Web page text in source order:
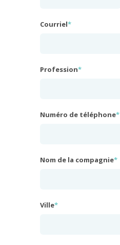
Courriel*
Profession*
Numéro de téléphone*
Nom de la compagnie*
Ville*